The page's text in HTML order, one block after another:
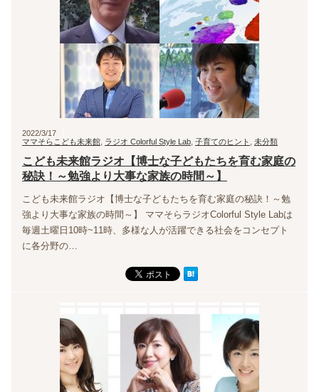
2022/3/17
ママそらこども未来館 ラジオ Colorful Style Lab 子育てのヒント 未分類
こども未来館ラジオ【博士な子どもたちを育む家庭の
秘訣！～勉強より大事な家族の時間～】
こども未来館ラジオ【博士な子どもたちを育む家庭の秘訣！～勉
強より大事な家族の時間～】 ママそらラジオColorful Style Labは
毎週土曜日10時~11時、多様な人が活躍できる社会をコンセプト
に各分野の…